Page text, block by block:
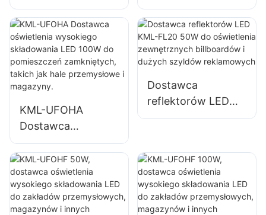
LED o mocy 150 W
przeznaczony do
pomieszczeń
zamkniętych,
takich jak
warsztaty
naprawcze i
magazyny.
LED o mocy 100 W
przeznaczony do
pomieszczeń
zamkniętych,
przemysłowe i
magazyny.
KML-UFOHA
Dostawca
oświetlenia
wysokiego
składowania LED
100W do
pomieszczeń
Dostawca
reflektorów LED
KML-FL20 50W do
billboardów i
dużych szyldów
reklamowych